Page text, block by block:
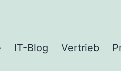
IT-Blog Vertrieb